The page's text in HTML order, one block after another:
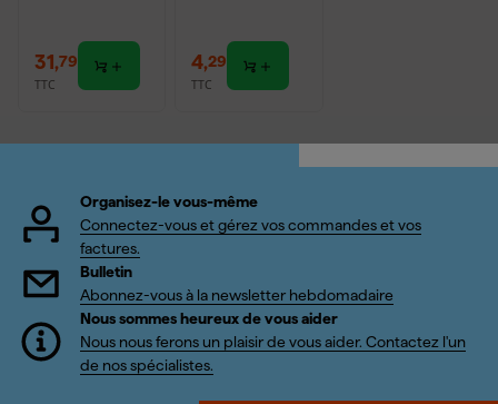
31 ,79
TTC
d'expiration
4,29
TTC
Organisez-le vous-même
Connectez-vous et gérez vos commandes et vos
factures.
Bulletin
Abonnez-vous à la newsletter hebdomadaire
Nous sommes heureux de vous aider
Nous nous ferons un plaisir de vous aider. Contactez l'un
de nos spécialistes.